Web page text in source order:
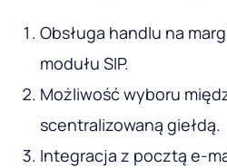
Obsługa handlu na
modułu SIP.
Możliwość wyboru
scentralizowaną giełdą.
Integracja z pocztą e-